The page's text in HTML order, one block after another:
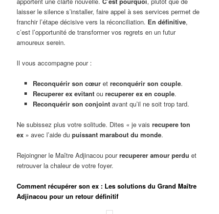
laisser le silence s’installer, faire appel à ses services permet de
franchir l’étape décisive vers la réconciliation. En définitive,
c’est l’opportunité de transformer vos regrets en un futur
amoureux serein.
Il vous accompagne pour :
Reconquérir son cœuret reconquérir son couple.
Recuperer ex evitantou recuperer ex en couple.
Reconquérir son conjointavant qu’il ne soit trop tard.
Ne subissez plus votre solitude. Dites « je vaisrecupere ton
ex » avec l’aide dupuissant marabout du monde.
Rejoingner le Maître Adjinacou pourrecuperer amour perdu et
retrouver la chaleur de votre foyer.
Comment récupérer son ex : Les solutions du Grand Maître
Adjinacou pour un retour définitif